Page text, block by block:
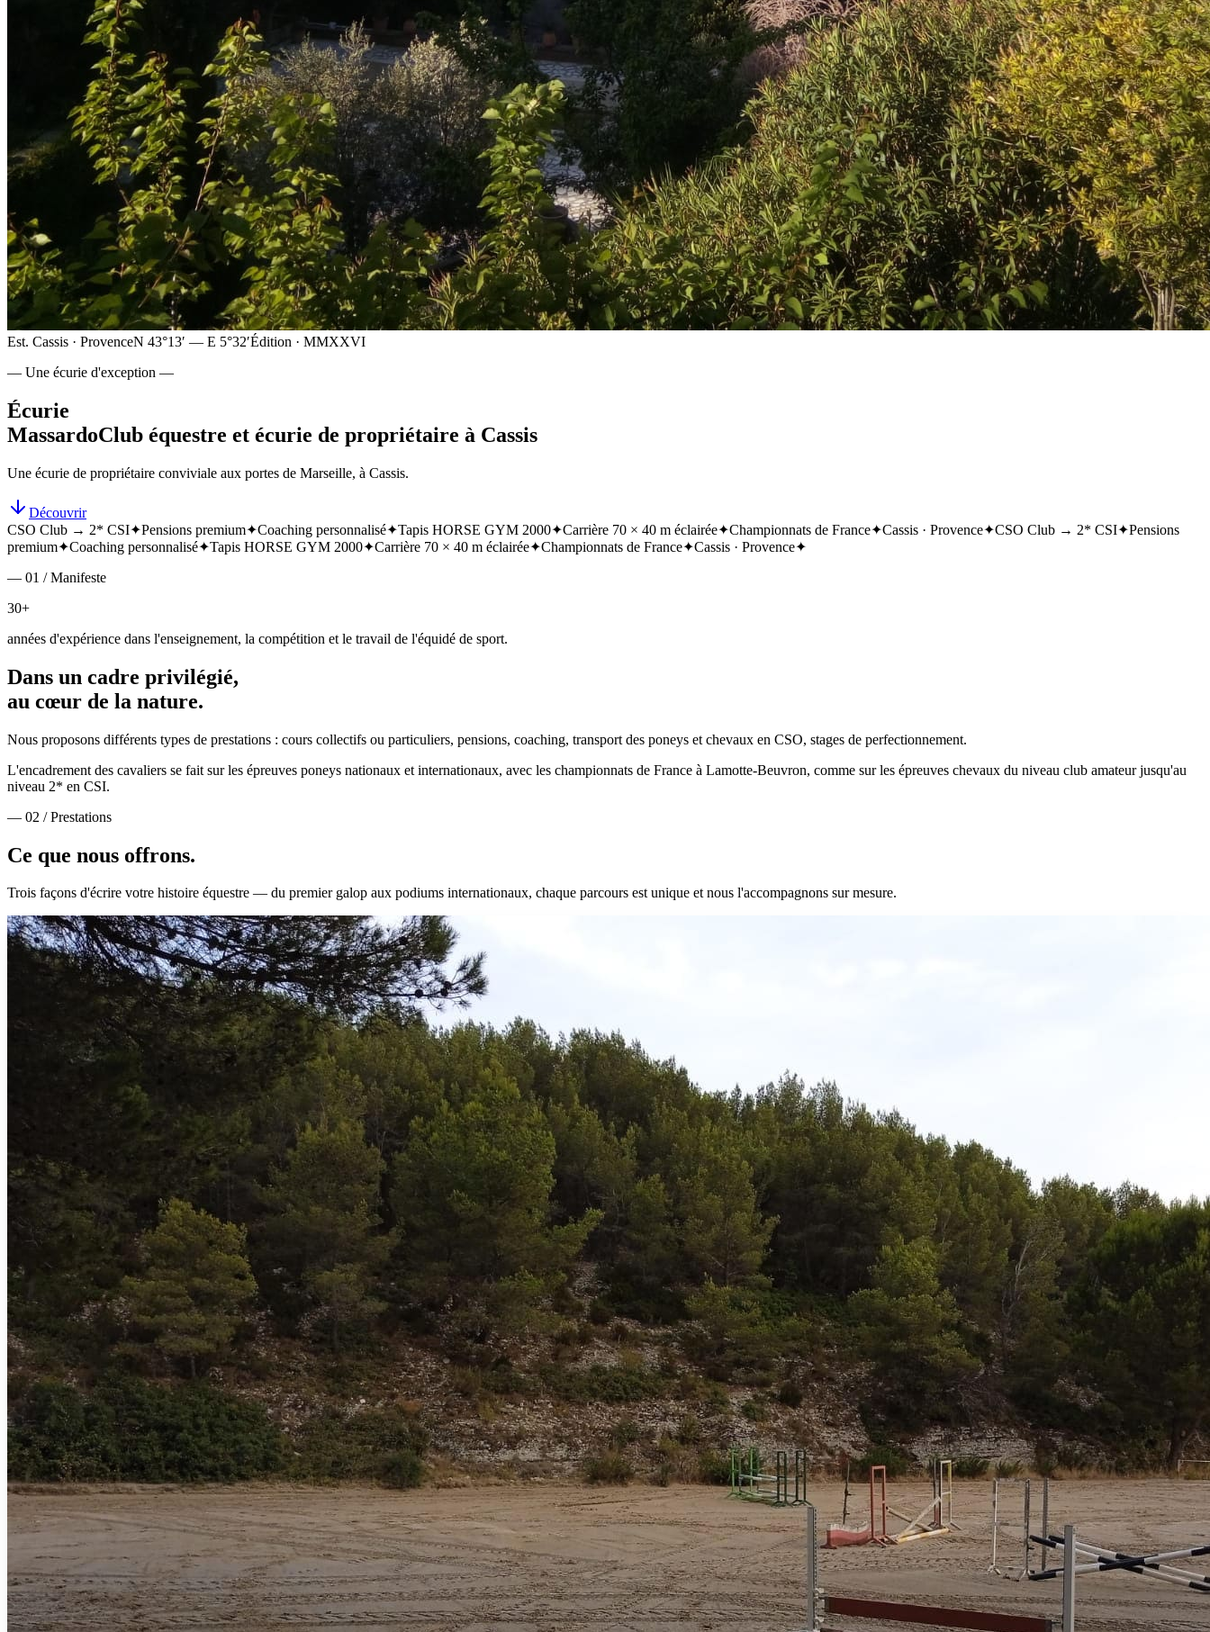
Est. Cassis · ProvenceN 43°13′ — E 5°32′Édition · MMXXVI
— Une écurie d'exception —
Écurie
MassardoClub équestre et écurie de propriétaire à Cassis
Une écurie de propriétaire conviviale aux portes de Marseille, à Cassis.
Découvrir
CSO Club → 2* CSI✦Pensions premium✦Coaching personnalisé✦Tapis HORSE GYM 2000✦Carrière 70 × 40 m éclairée✦Championnats de France✦Cassis · Provence✦CSO Club → 2* CSI✦Pensions
premium✦Coaching personnalisé✦Tapis HORSE GYM 2000✦Carrière 70 × 40 m éclairée✦Championnats de France✦Cassis · Provence✦
— 01 / Manifeste
30+
années d'expérience dans l'enseignement, la compétition et le travail de l'équidé de sport.
Dans un cadre privilégié,
au cœur de la nature.
Nous proposons différents types de prestations : cours collectifs ou particuliers, pensions, coaching, transport des poneys et chevaux en CSO, stages de perfectionnement.
L'encadrement des cavaliers se fait sur les épreuves poneys nationaux et internationaux, avec les championnats de France à Lamotte-Beuvron, comme sur les épreuves chevaux du niveau club amateur jusqu'au
niveau 2* en CSI.
— 02 / Prestations
Ce que nous offrons.
Trois façons d'écrire votre histoire équestre — du premier galop aux podiums internationaux, chaque parcours est unique et nous l'accompagnons sur mesure.